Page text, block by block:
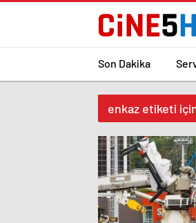
Son Dakika
enkaz etiketi